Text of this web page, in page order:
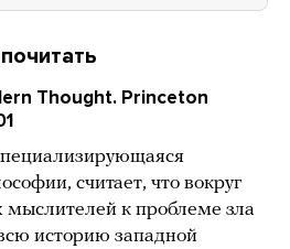
Thought. Princeton
считает, что вокруг
к проблеме зла
историю западной